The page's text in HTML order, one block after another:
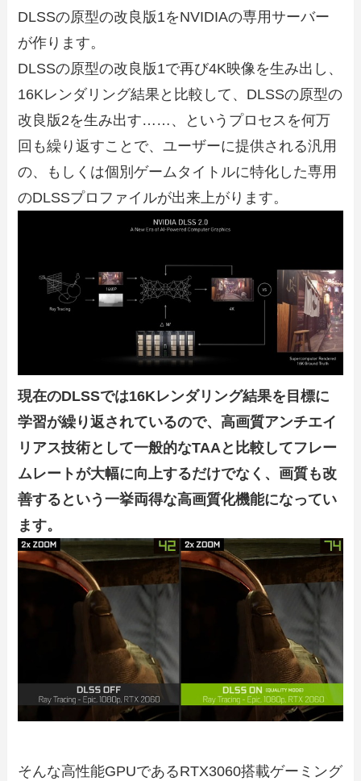
DLSSの原型の改良版1をNVIDIAの専用サーバー
が作ります。
DLSSの原型の改良版1で再び4K映像を生み出し、
16Kレンダリング結果と比較して、DLSSの原型の
改良版2を生み出す……、というプロセスを何万
回も繰り返すことで、ユーザーに提供される汎用
の、もしくは個別ゲームタイトルに特化した専用
のDLSSプロファイルが出来上がります。
現在のDLSSでは16Kレンダリング結果を目標に
学習が繰り返されているので、高画質アンチエイ
リアス技術として一般的なTAAと比較してフレー
ムレートが大幅に向上するだけでなく、画質も改
善するという一挙両得な高画質化機能になってい
ます。
そんな高性能GPUであるRTX3060搭載ゲーミング